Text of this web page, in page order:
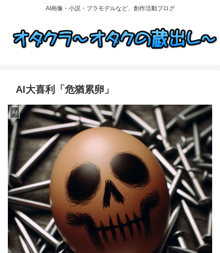
AI画像・小説・プラモデルなど、創作活動ブログ
AI大喜利「危猶累卵」
AI